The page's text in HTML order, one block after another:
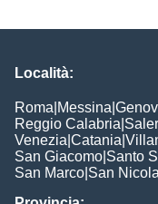
Località:
Roma Messina
Reggio Calabria
Venezia Catania
San Giacomo Santo
San Marco San Nicola